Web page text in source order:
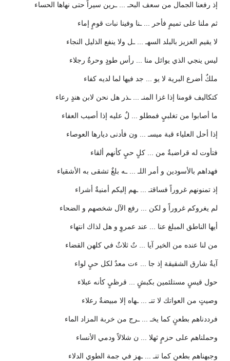
إذ رفعنا الجمال من سعف البحـ ... ـرين سيراً حتى نهاها الحساء
ثم ملنا على تميمٍ فأحر ... ـنا وفينا نبات قومٍ إماء
لا يقيم العزيز بالبلد السهـ ... ـل ولا ينفع الذليل النجاء
ليس ينجي الذي يوائل منا ... رأس طودٍ وحرةٌ رجلاء
ملكٌ أضرع البرية لا يو ... جد فيها لما لديه كفاء
كتكاليف قومنا إذا غزا المنـ ... ـذر هل نحن لابن هندٍ رعاء
ما أصابوا من تغلبيٍ فمطلو ... لٌ عليه إذا أصيب العفاء
إذا أحل العلياء قبة ميسـ ... ون فأدنى ديارها العوصاء
فتأوت له قراضبةٌ من ... كلٍ حيٍ كأنهم ألقاء
فهداهم بالأسودين و أمر اللـ ... ـه بلغٌ تشقى به الأشقياء
إذ تمنونهم غروراً فساقتـ ... ـهم إليكم أمنيةٌ أشراء
لم يغروكم غروراً و لكن ... رفع الآل شخصهم و الضحاء
أيها الناطق المبلغ عنا ... عند عمروٍ و هل لذاك انتهاء
من لنا عنده من الخير آيا ... تٌ ثلاثٌ في كلهن القضاء
آيةٌ شارق الشقيقة إذ جا ... ءت معدٌ لكل حيٍ لواء
حول قيسٍ مستلئمين بكبشٍ ... قرظيٍ كأنه عبلاء
وصيتٍ من العواتك لا تنـ ... ـهاه إلا مبيضةٌ رعلاء
فرددناهم بطعنٍ كما يخـ ... ـرج من خربة المزاد الماء
وحملناهم على حزمٍ ثهلا ... ن شلالاً ودمي الأنساء
وجبهناهم بطعنٍ كما تنـ ... ـهز في جمة الطوي الدلاء